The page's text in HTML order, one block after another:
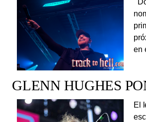
en
GLENN HUGHES
El